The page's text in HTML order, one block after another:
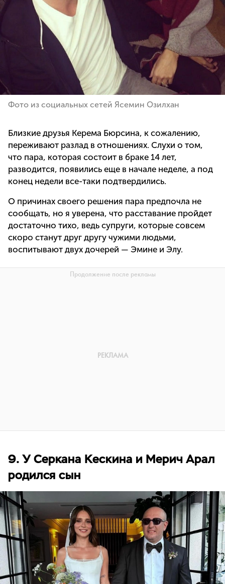
Фото из социальных сетей Ясемин Озилхан
Близкие друзья Керема Бюрсина, к сожалению,
переживают разлад в отношениях. Слухи о том,
что пара, которая состоит в браке 14 лет,
разводится, появились еще в начале неделе, а под
конец недели все-таки подтвердились.
О причинах своего решения пара предпочла не
сообщать, но я уверена, что расставание пройдет
достаточно тихо, ведь супруги, которые совсем
скоро станут друг другу чужими людьми,
воспитывают двух дочерей — Эмине и Элу.
9. У Серкана Кескина и Мерич Арал
родился сын